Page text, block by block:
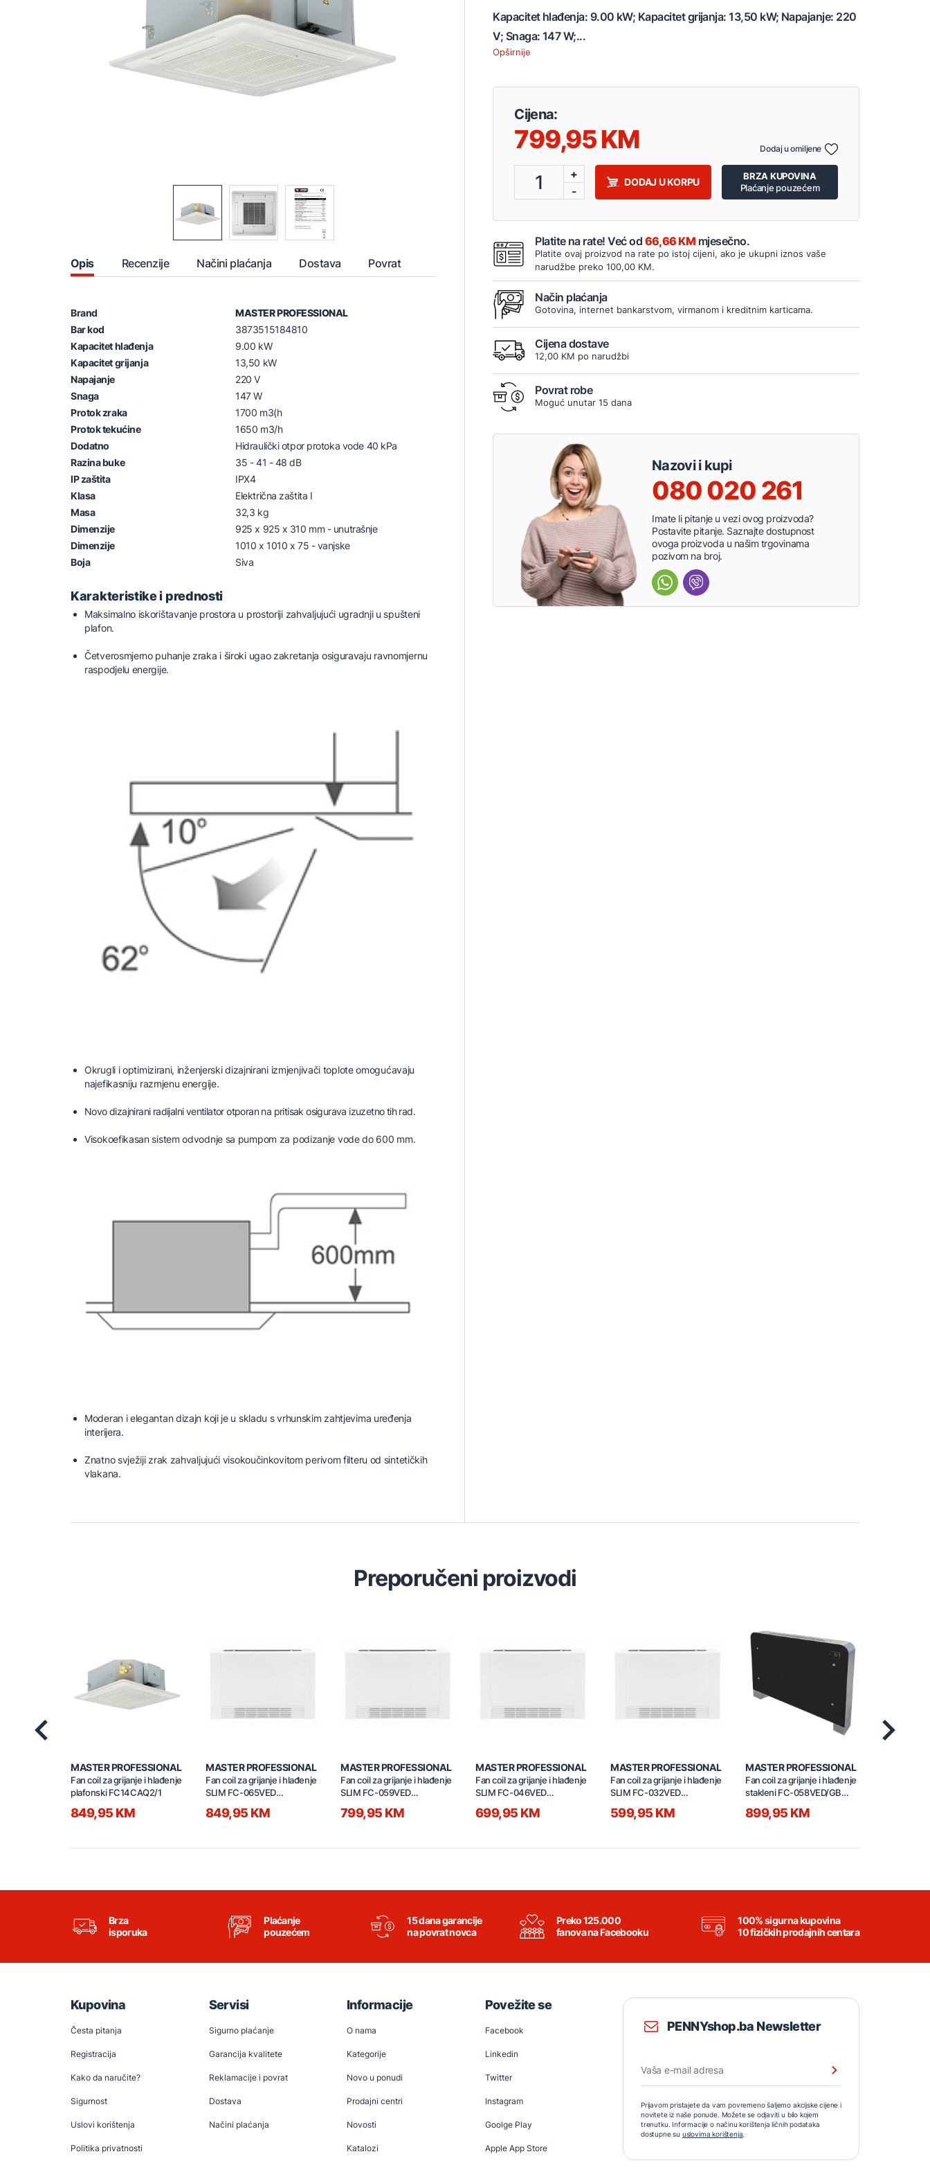
Opis Recenzije Načini plaćanja Dostava Povrat
Brand
MASTER PROFESSIONAL
Bar kod
3873515184810
Kapacitet hlađenja
9.00 kW
Kapacitet grijanja
13,50 kW
Napajanje
220 V
Snaga
147 W
Protok zraka
1700 m3(h
Protok tekućine
1650 m3/h
Dodatno
Hidraulički otpor protoka vode 40 kPa
Razina buke
35 - 41 - 48 dB
IP zaštita
IPX4
Klasa
Električna zaštita I
Masa
32,3 kg
Dimenzije
925 x 925 x 310 mm - unutrašnje
Dimenzije
1010 x 1010 x 75 - vanjske
Boja
Siva
Karakteristike i prednosti
Maksimalno iskorištavanje prostora u prostoriji zahvaljujući ugradnji u spušteni
plafon.
Četverosmjerno puhanje zraka i široki ugao zakretanja osiguravaju ravnomjernu
raspodjelu energije.
Okrugli i optimizirani, inženjerski dizajnirani izmjenjivači toplote omogućavaju
najefikasniju razmjenu energije.
Novo dizajnirani radijalni ventilator otporan na pritisak osigurava izuzetno tih rad.
Visokoefikasan sistem odvodnje sa pumpom za podizanje vode do 600 mm.
Moderan i elegantan dizajn koji je u skladu s vrhunskim zahtjevima uređenja
interijera.
Znatno svježiji zrak zahvaljujući visokoučinkovitom perivom filteru od sintetičkih
vlakana.
Kapacitet hlađenja: 9.00 kW; Kapacitet grijanja: 13,50 kW; Napajanje: 220
V; Snaga: 147 W;...
Opširnije
Cijena:
799,95
1
+
-
DODAJ U KORPU
BRZA KUPOVINA
Plaćanje pouzećem
Dodaj u omiljene
Platite na rate! Već od 66,66 KM mjesečno.
Platite ovaj proizvod na rate po istoj cijeni, ako je ukupni iznos vaše
narudžbe preko 100,00 KM.
Način plaćanja
Gotovina, internet bankarstvom, virmanom i kreditnim karticama.
Cijena dostave
12,00 KM po narudžbi
Povrat robe
Moguć unutar 15 dana
Nazovi i kupi
080 020 261
Imate li pitanje u vezi ovog proizvoda?
Postavite pitanje. Saznajte dostupnost
ovoga proizvoda u našim trgovinama
pozivom na broj.
Preporučeni proizvodi
MASTER PROFESSIONAL
Fan coil za grijanje i hlađenje
plafonski FC14CAQ2/1
849,95 KM
MASTER PROFESSIONAL
Fan coil za grijanje i hlađenje
SLIM FC-065VED
849,95 KM
MASTER PROFESSIONAL
Fan coil za grijanje i hlađenje
SLIM FC-059VED
799,95 KM
MASTER PROFESSIONAL
Fan coil za grijanje i hlađenje
SLIM FC-046VED
699,95 KM
MASTER PROFESSIONAL
Fan coil za grijanje i hlađenje
SLIM FC-032VED
599,95 KM
MASTER PROFESSIONAL
Fan coil za grijanje i hlađenje
stakleni FC-058VED/GB
899,95 KM
Brza
isporuka
Plaćanje
pouzećem
15 dana garancije
na povrat novca
Preko 125.000
fanova na Facebooku
100% sigurna kupovina
10 fizičkih prodajnih centara
PENNYshop.ba Newsletter
Prijavom pristajete da vam povremeno šaljemo akcijske cijene i
novitete iz naše ponude. Možete se odjaviti u bilo kojem
trenutku. Informacije o načinu korištenja ličnih podataka
dostupne su uslovima korištenja.
Kupovina
Česta pitanja
Registracija
Kako da naručite?
Sigurnost
Uslovi korištenja
Politika privatnosti
Servisi
Sigurno plaćanje
Garancija kvalitete
Reklamacije i povrat
Dostava
Načini plaćanja
Informacije
O nama
Kategorije
Novo u ponudi
Prodajni centri
Novosti
Katalozi
Povežite se
Facebook
Linkedin
Twitter
Instagram
Goolge Play
Apple App Store